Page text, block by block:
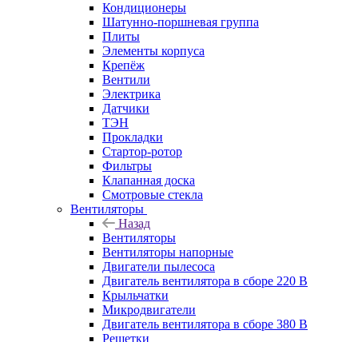
Кондиционеры
Шатунно-поршневая группа
Плиты
Элементы корпуса
Крепёж
Вентили
Электрика
Датчики
ТЭН
Прокладки
Стартор-ротор
Фильтры
Клапанная доска
Смотровые стекла
Вентиляторы
Назад
Вентиляторы
Вентиляторы напорные
Двигатели пылесоса
Двигатель вентилятора в сборе 220 В
Крыльчатки
Микродвигатели
Двигатель вентилятора в сборе 380 В
Решетки